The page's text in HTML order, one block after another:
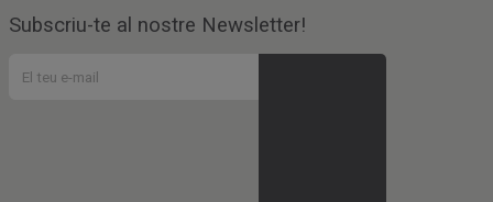
Subscriu-te al nostre Newsletter!